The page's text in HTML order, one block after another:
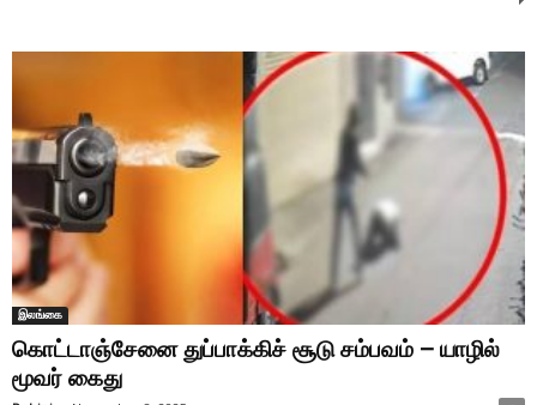
இலங்கை
கொட்டாஞ்சேனை துப்பாக்கிச் சூடு சம்பவம் – யாழில்
மூவர் கைது